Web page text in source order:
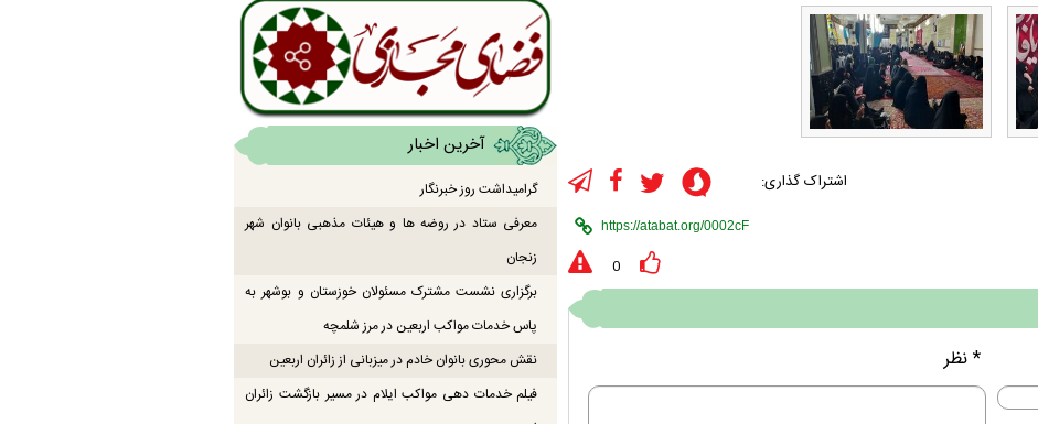
اشتراک گذاری:
0
* نظر
آخرین اخبار
گرامیداشت روز خبرنگار
معرفی ستاد در روضه ها و هیئات مذهبی بانوان شهر
زنجان
برگزاری نشست مشترک مسئولان خوزستان و بوشهر به
پاس خدمات مواکب اربعین در مرز شلمچه
نقش محوری بانوان خادم در میزبانی از زائران اربعین
فیلم خدمات دهی مواکب ایلام در مسیر بازگشت زائران